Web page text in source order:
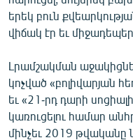
երեկ բուն
վիճակ էր եւ միջադեպեր
Լրամշակման
կոչված «բոլիվարյան
եւ «21-րդ դարի
կառուցելու համար
մինչեւ 2019 թվականը